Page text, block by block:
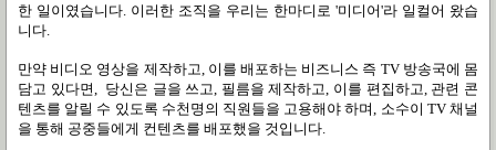
한 일이였습니다. 이러한 조직을 우리는 한마디로 '미디어'라 일컬어 왔습
니다.
만약 비디오 영상을 제작하고, 이를 배포하는 비즈니스 즉 TV 방송국에 몸
담고 있다면, 당신은 글을 쓰고, 필름을 제작하고, 이를 편집하고, 관련 콘
텐츠를 알릴 수 있도록 수천명의 직원들을 고용해야 하며, 소수이 TV 채널
을 통해 공중들에게 컨텐츠를 배포했을 것입니다.